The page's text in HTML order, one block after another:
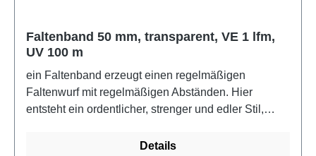
Faltenband 50 mm, transparent, VE 1 lfm,
UV 100 m
ein Faltenband erzeugt einen regelmäßigen
Faltenwurf mit regelmäßigen Abständen. Hier
entsteht ein ordentlicher, strenger und edler Stil,
sein kann. 100% PolyesterFarbe: transparent
Details